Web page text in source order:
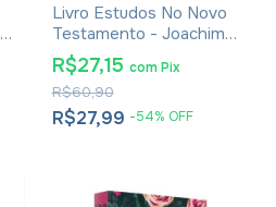
Livro Estudos No Novo
Testamento - Joachim
Jeremias
R$27,99 -54% OFF
R$60,90
R$27,15 com Pix